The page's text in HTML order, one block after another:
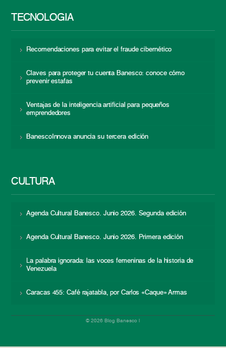
TECNOLOGÍA
Recomendaciones para evitar el fraude cibernético
Claves para proteger tu cuenta Banesco: conoce cómo
prevenir estafas
Ventajas de la inteligencia artificial para pequeños
emprendedores
BanescoInnova anuncia su tercera edición
CULTURA
Agenda Cultural Banesco. Junio 2026. Segunda edición
Agenda Cultural Banesco. Junio 2026. Primera edición
La palabra ignorada: las voces femeninas de la historia de
Venezuela
Caracas 455: Café rajatabla, por Carlos «Caque» Armas
© 2026 Blog Banesco |